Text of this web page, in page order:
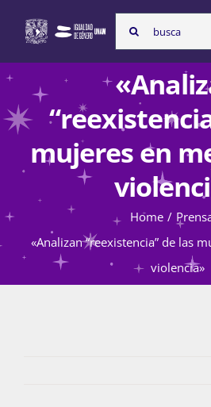
content
Search
for:
Inicio
Atención de la
mujeres en
Home
«Analizan “reexistencia” de las
violencia»